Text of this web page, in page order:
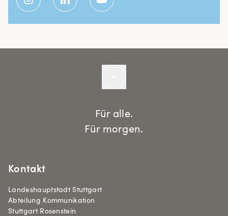
Für alle.
Für morgen.
Kontakt
Landeshauptstadt Stuttgart
Abteilung Kommunikation
Stuttgart Rosenstein